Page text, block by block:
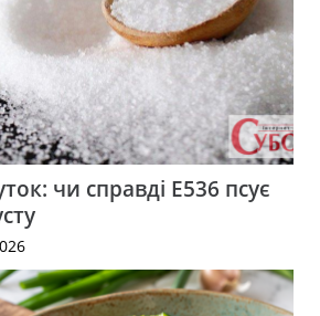
чи справді Е536 псує